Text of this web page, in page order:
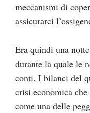
meccanismi di
assicurarci
Era quindi una
durante la quale le
conti. I bilanci del
crisi economica
come una delle